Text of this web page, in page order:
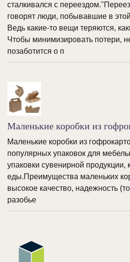
сталкивался с
говорят люди, побывавшие в
Ведь какие-то вещи теряются,
Чтобы минимизировать потери,
позаботится о п
Маленькие коробки из
Маленькие коробки из
популярных упаковок для
упаковки сувенирной продукции,
еды.Преимущества маленьких
высокое качество, надежность
разобье